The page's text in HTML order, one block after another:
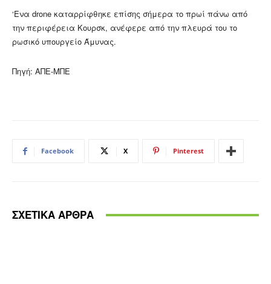
‘Ενα drone καταρρίφθηκε επίσης σήμερα το πρωί πάνω από
την περιφέρεια Κουρσκ, ανέφερε από την πλευρά του το
ρωσικό υπουργείο Άμυνας.
Πηγή: ΑΠΕ-ΜΠΕ
Facebook X Pinterest
ΣΧΕΤΙΚΑ ΑΡΘΡΑ